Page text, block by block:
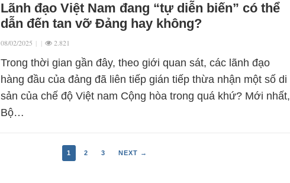
Lãnh đạo Việt Nam đang “tự diễn biến” có thể
dẫn đến tan vỡ Đảng hay không?
08/02/2025 | | 2.821
Trong thời gian gần đây, theo giới quan sát, các lãnh đạo
hàng đầu của đảng đã liên tiếp gián tiếp thừa nhận một số di
sản của chế độ Việt nam Cộng hòa trong quá khứ? Mới nhất,
Bộ…
1 2 3 NEXT →